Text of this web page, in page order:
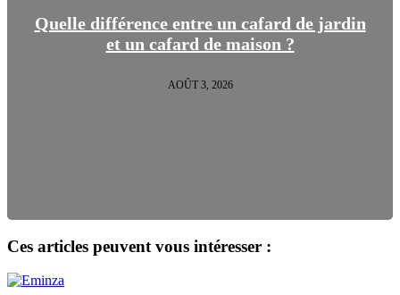
Quelle différence entre un cafard de jardin
et un cafard de maison ?
AOÛT 3, 2026
Ces articles peuvent vous intéresser :